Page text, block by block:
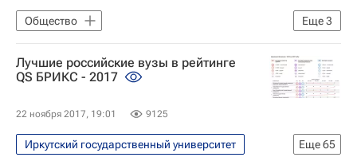
Еще3
Общество
МГУ имени М. В. Ломоносова
Россия
Round University Ranking (RUR)
Лучшие российские вузы в рейтинге
QS БРИКС - 2017
22 ноября 2017, 19:01 9125
Еще65
Иркутский государственный университет